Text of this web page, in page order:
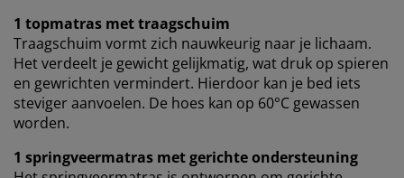
1 topmatras met traagschuim
Traagschuim vormt zich nauwkeurig naar je lichaam.
Het verdeelt je gewicht gelijkmatig, wat druk op spieren
en gewrichten vermindert. Hierdoor kan je bed iets
steviger aanvoelen. De hoes kan op 60°C gewassen
worden.
1 springveermatras met gerichte ondersteuning